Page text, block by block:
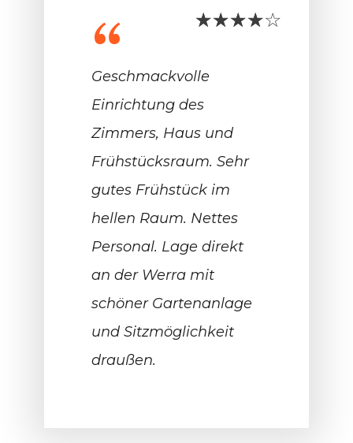
“
Geschmackvolle
Einrichtung des
Zimmers, Haus und
Frühstücksraum. Sehr
gutes Frühstück im
hellen Raum. Nettes
Personal. Lage direkt
an der Werra mit
schöner Gartenanlage
und Sitzmöglichkeit
draußen.